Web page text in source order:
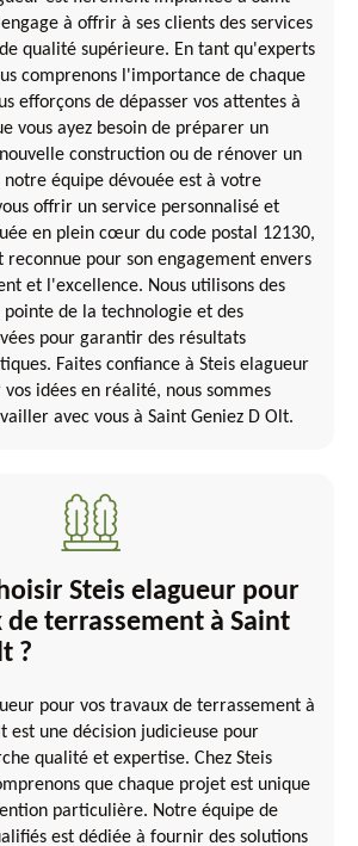
à offrir à ses clients des services
qualité supérieure. En tant qu'experts
comprenons l'importance de chaque
efforçons de dépasser vos attentes à
vous ayez besoin de préparer un
construction ou de rénover un
équipe dévouée est à votre
offrir un service personnalisé et
en plein cœur du code postal 12130,
reconnue pour son engagement envers
et l'excellence. Nous utilisons des
de la technologie et des
pour garantir des résultats
Faites confiance à Steis elagueur
idées en réalité, nous sommes
avec vous à Saint Geniez D Olt.
Steis elagueur pour
de terrassement à Saint
?
pour vos travaux de terrassement à
est une décision judicieuse pour
qualité et expertise. Chez Steis
que chaque projet est unique
particulière. Notre équipe de
est dédiée à fournir des solutions